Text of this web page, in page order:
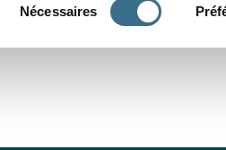
Nécessaires